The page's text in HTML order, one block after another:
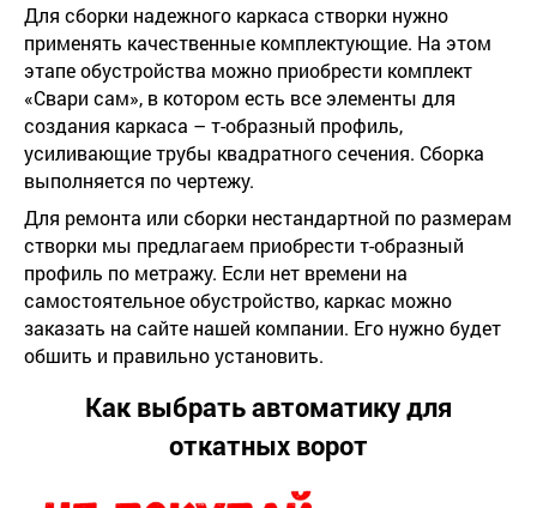
Для сборки надежного каркаса створки нужно
применять качественные комплектующие. На этом
этапе обустройства можно приобрести комплект
«Свари сам», в котором есть все элементы для
создания каркаса – т-образный профиль,
усиливающие трубы квадратного сечения. Сборка
выполняется по чертежу.
Для ремонта или сборки нестандартной по размерам
створки мы предлагаем приобрести т-образный
профиль по метражу. Если нет времени на
самостоятельное обустройство, каркас можно
заказать на сайте нашей компании. Его нужно будет
обшить и правильно установить.
Как выбрать автоматику для
откатных ворот